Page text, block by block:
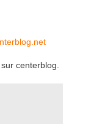
sur centerblog.